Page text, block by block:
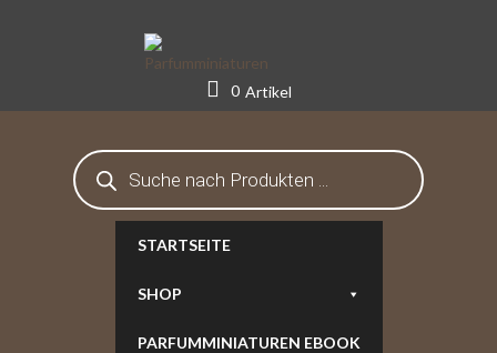
0 Artikel
STARTSEITE
SHOP
PARFUMMINIATUREN EBOOK
Products
search